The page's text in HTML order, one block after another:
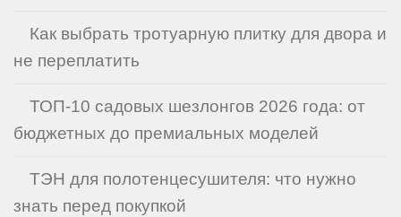
Как выбрать тротуарную плитку для двора и
не переплатить
ТОП-10 садовых шезлонгов 2026 года: от
бюджетных до премиальных моделей
ТЭН для полотенцесушителя: что нужно
знать перед покупкой